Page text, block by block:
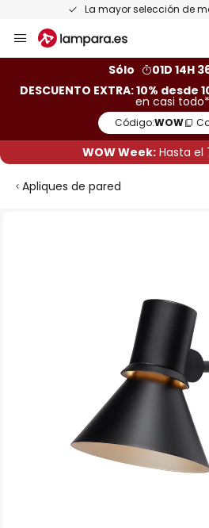
La mayor selección de
al
Sólo
01D 14H
DESCUENTO EXTRA: 10% desde
en casi
Código:WOW
WOW Week: Hasta el
Apliques de pared